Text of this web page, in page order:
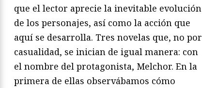
que el lector aprecie la inevitable evolución
de los personajes, así como la acción que
aquí se desarrolla. Tres novelas que, no por
casualidad, se inician de igual manera: con
el nombre del protagonista, Melchor. En la
primera de ellas observábamos cómo